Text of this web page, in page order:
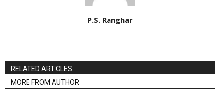
P.S. Ranghar
RELATED ARTICLES
MORE FROM AUTHOR